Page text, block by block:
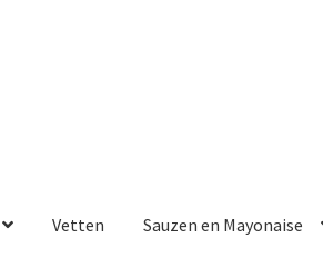
Vetten Sauzen en Mayonaise